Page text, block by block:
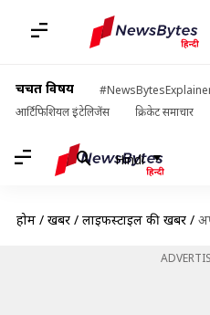
चर्चित विषय
आर्टिफिशियल इंटेलिजेंस
क्रिकेट समाचार
Hindi
होम / खबरें / लाइफस्टाइल की खबरें /